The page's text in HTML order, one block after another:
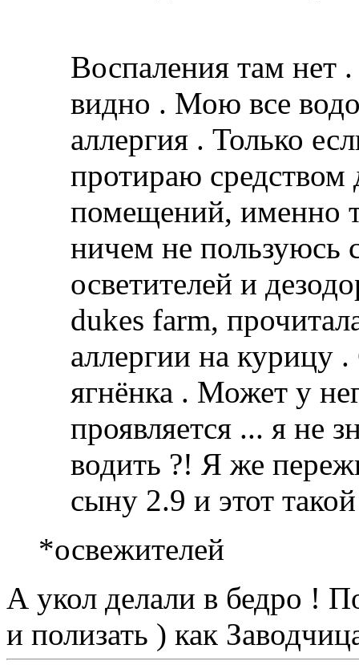
Воспаления там нет
видно . Мою все
аллергия . Только
протираю средством
помещений, именно
ничем не пользуюсь
осветителей и
dukes farm,
аллергии на курицу
ягнёнка . Может у
проявляется ... я не
водить ?! Я же
сыну 2.9 и этот
*освежителей
А укол делали в бедро !
и полизать ) как